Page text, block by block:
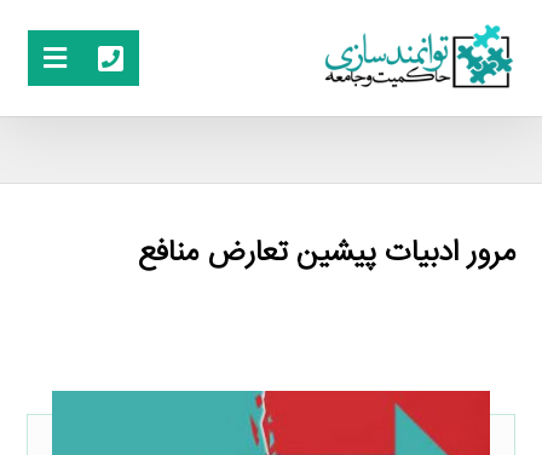
مرور ادبیات پیشین تعارض منافع